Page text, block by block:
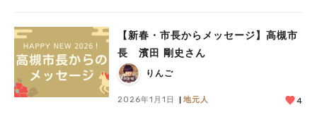
【新春・市長からメッセージ】高槻市
長 濱田 剛史さん
りんご
2026年1月1日 地元人 4